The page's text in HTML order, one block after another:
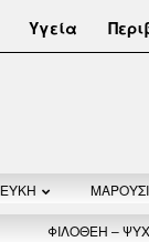
Υγεία
ΜΑΡΟΥΣΙ
ΦΙΛΟΘΕΗ –